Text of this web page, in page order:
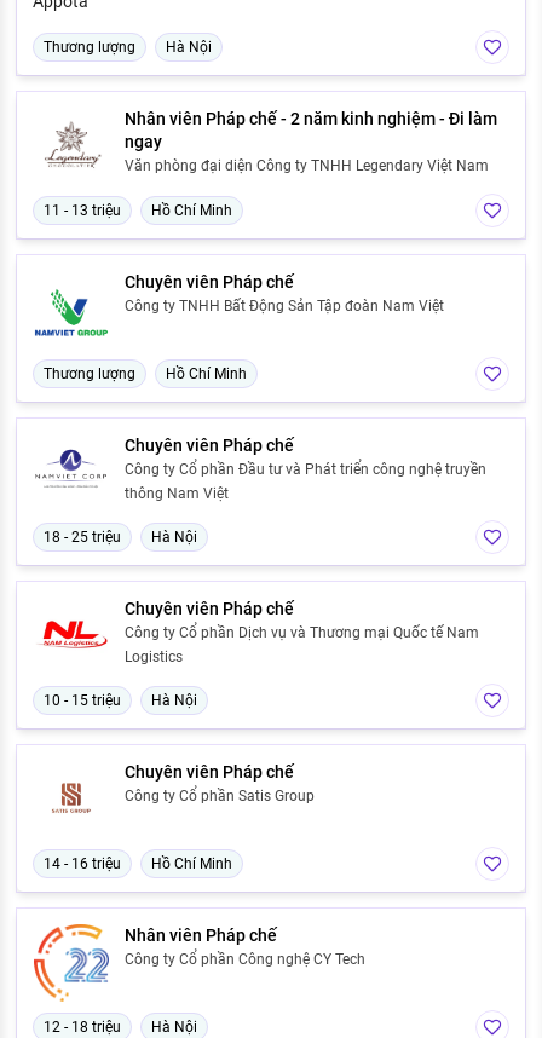
Thương lượng Hà Nội
Nhân viên Pháp chế - 2 năm kinh nghiệm - Đi làm
ngay
Văn phòng đại diện Công ty TNHH Legendary Việt Nam
11 - 13 triệu Hồ Chí Minh
Chuyên viên Pháp chế
Công ty TNHH Bất Động Sản Tập đoàn Nam Việt
Thương lượng Hồ Chí Minh
Chuyên viên Pháp chế
Công ty Cổ phần Đầu tư và Phát triển công nghệ truyền
thông Nam Việt
18 - 25 triệu Hà Nội
Chuyên viên Pháp chế
Công ty Cổ phần Dịch vụ và Thương mại Quốc tế Nam
Logistics
10 - 15 triệu Hà Nội
Chuyên viên Pháp chế
Công ty Cổ phần Satis Group
14 - 16 triệu Hồ Chí Minh
Nhân viên Pháp chế
Công ty Cổ phần Công nghệ CY Tech
12 - 18 triệu Hà Nội